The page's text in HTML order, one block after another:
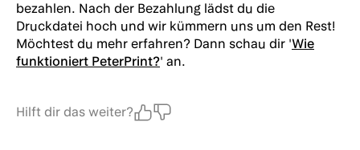
bezahlen. Nach der Bezahlung lädst du die
Druckdatei hoch und wir kümmern uns um den Rest!
Möchtest du mehr erfahren? Dann schau dir 'Wie
funktioniert PeterPrint?' an.
Hilft dir das weiter?